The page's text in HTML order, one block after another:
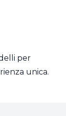
per
unica.